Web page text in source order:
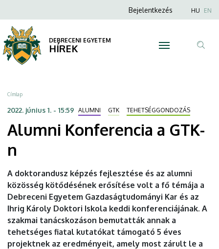
Konferencia
a
GTK-
n
DEBRECENI
EGYETEM
a
tartalomra
Anonim
menüje
Bejelentkezés HU EN
DEBRECENI EGYETEM
HÍREK
Morzsa
Címlap
2022. június 1. - 15:59 ALUMNI GTK TEHETSÉGGONDOZÁS
Alumni Konferencia a GTK-
n
A doktorandusz képzés fejlesztése és az alumni
közösség kötődésének erősítése volt a fő témája a
Debreceni Egyetem Gazdaságtudományi Kar és az
Ihrig Károly Doktori Iskola keddi konferenciájának. A
szakmai tanácskozáson bemutatták annak a
tehetséges fiatal kutatókat támogató 5 éves
projektnek az eredményeit, amely most zárult le a